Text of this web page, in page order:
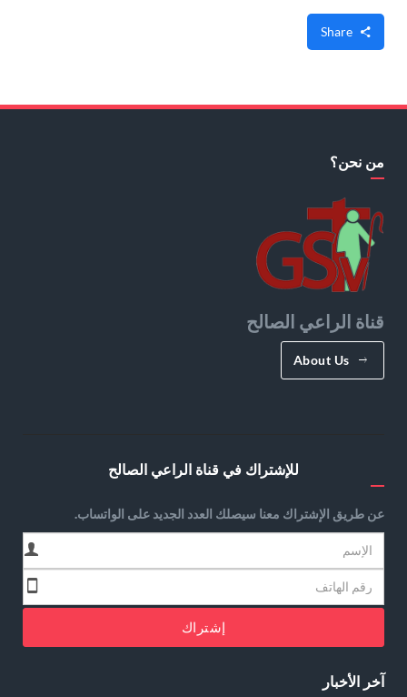
من نحن؟
قناة الراعي الصالح
About Us
للإشتراك في قناة الراعي الصالح
عن طريق الإشتراك معنا سيصلك العدد الجديد على الواتساب.
إشتراك
آخر الأخبار